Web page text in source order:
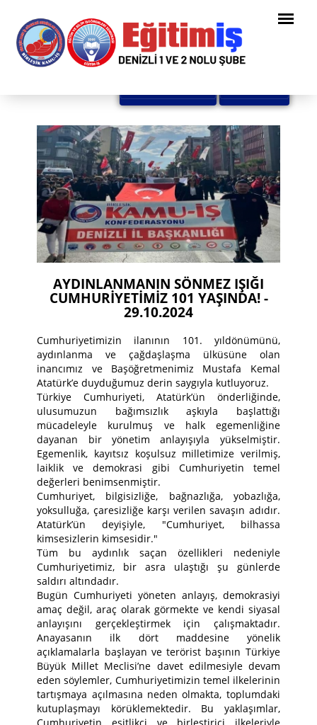
AYDINLANMANIN SÖNMEZ IŞIĞI
CUMHURİYETİMİZ 101 YAŞINDA! -
29.10.2024
Cumhuriyetimizin ilanının 101. yıldönümünü,
aydınlanma ve çağdaşlaşma ülküsüne olan
inancımız ve Başöğretmenimiz Mustafa Kemal
Atatürk’e duyduğumuz derin saygıyla kutluyoruz.
Türkiye Cumhuriyeti, Atatürk’ün önderliğinde,
ulusumuzun bağımsızlık aşkıyla başlattığı
mücadeleyle kurulmuş ve halk egemenliğine
dayanan bir yönetim anlayışıyla yükselmiştir.
Egemenlik, kayıtsız koşulsuz milletimize verilmiş,
laiklik ve demokrasi gibi Cumhuriyetin temel
değerleri benimsenmiştir.
Cumhuriyet, bilgisizliğe, bağnazlığa, yobazlığa,
yoksulluğa, çaresizliğe karşı verilen savaşın adıdır.
Atatürk’ün deyişiyle, "Cumhuriyet, bilhassa
kimsesizlerin kimsesidir."
Tüm bu aydınlık saçan özellikleri nedeniyle
Cumhuriyetimiz, bir asra ulaştığı şu günlerde
saldırı altındadır.
Bugün Cumhuriyeti yöneten anlayış, demokrasiyi
amaç değil, araç olarak görmekte ve kendi siyasal
anlayışını gerçekleştirmek için çalışmaktadır.
Anayasanın ilk dört maddesine yönelik
açıklamalarla başlayan ve terörist başının Türkiye
Büyük Millet Meclisi’ne davet edilmesiyle devam
eden söylemler, Cumhuriyetimizin temel ilkelerinin
tartışmaya açılmasına neden olmakta, toplumdaki
kutuplaşmayı körüklemektedir. Bu yaklaşımlar,